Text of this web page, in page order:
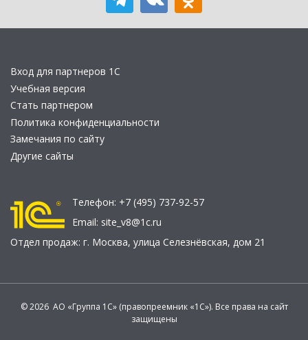
Вход для партнеров 1С
Учебная версия
Стать партнером
Политика конфиденциальности
Замечания по сайту
Другие сайты
Телефон: +7 (495) 737-92-57
Email: site_v8@1c.ru
Отдел продаж: г. Москва, улица Селезнёвская, дом 21
© 2026 АО «Группа 1С» (правопреемник «1С»). Все права на сайт
защищены